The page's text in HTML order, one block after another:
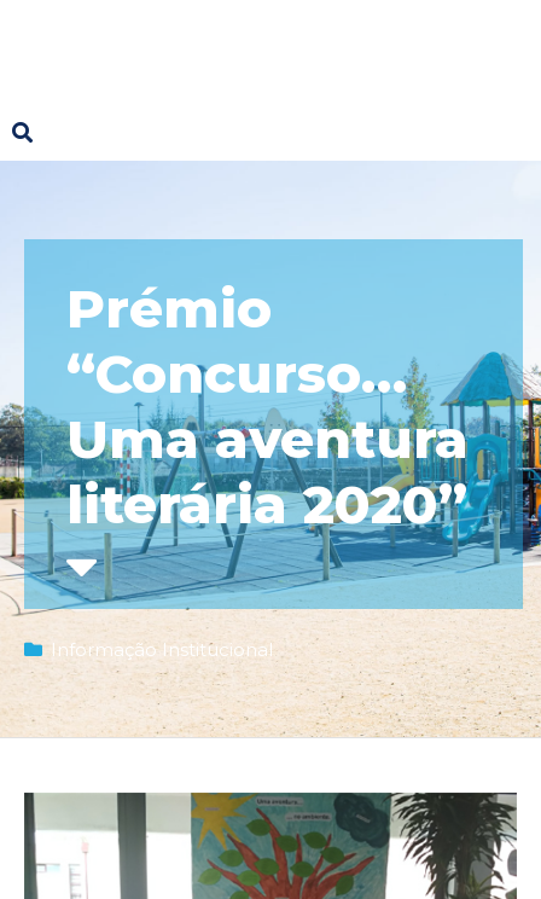
Prémio
“Concurso…
Uma aventura
literária 2020”
Informação Institucional